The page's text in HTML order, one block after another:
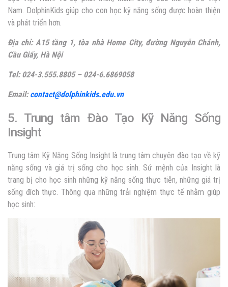
Nam. DolphinKids giúp cho con học kỹ năng sống được hoàn thiện
và phát triển hơn.
Địa chỉ: A15 tầng 1, tòa nhà Home City, đường Nguyễn Chánh,
Cầu Giấy, Hà Nội
Tel: 024-3.555.8805 – 024-6.6869058
Email:contact@dolphinkids.edu.vn
5. Trung tâm Đào Tạo Kỹ Năng Sống
Insight
Trung tâm Kỹ Năng Sống Insight là trung tâm chuyên đào tạo về kỹ
năng sống và giá trị sống cho học sinh. Sứ mệnh của Insight là
trang bị cho học sinh những kỹ năng sống thực tiễn, những giá trị
sống đích thực. Thông qua những trải nghiệm thực tế nhằm giúp
học sinh: